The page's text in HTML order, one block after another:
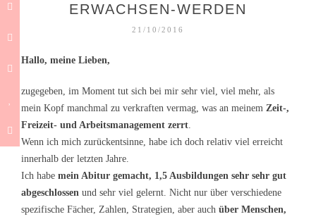
ERWACHSEN-WERDEN
21/10/2016
Hallo, meine Lieben,
zugegeben, im Moment tut sich bei mir sehr viel, viel mehr, als
mein Kopf manchmal zu verkraften vermag, was an meinem Zeit-,
Freizeit- und Arbeitsmanagement zerrt.
Wenn ich mich zurückentsinne, habe ich doch relativ viel erreicht
innerhalb der letzten Jahre.
Ich habe mein Abitur gemacht, 1,5 Ausbildungen sehr sehr gut
abgeschlossen und sehr viel gelernt. Nicht nur über verschiedene
spezifische Fächer, Zahlen, Strategien, aber auch über Menschen,